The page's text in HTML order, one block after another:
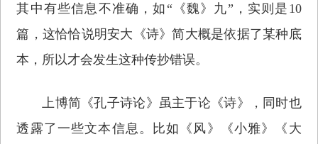
其中有些信息不准确，如“《魏》九”，实则是10
篇，这恰恰说明安大《诗》简大概是依据了某种底
本，所以才会发生这种传抄错误。
上博简《孔子诗论》虽主于论《诗》，同时也
透露了一些文本信息。比如《风》《小雅》《大